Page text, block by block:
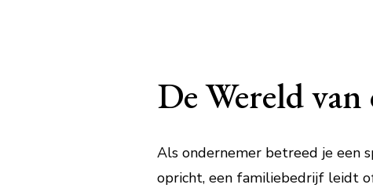
De Wereld
Als ondernemer betreed je een
opricht, een familiebedrijf leidt